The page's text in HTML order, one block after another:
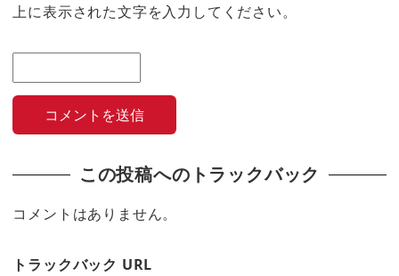
上に表示された文字を入力してください。
この投稿へのトラックバック
コメントはありません。
トラックバック URL